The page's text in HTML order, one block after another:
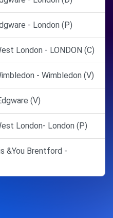
- London (P)
London - LONDON (C)
- Wimbledon (V)
(V)
London- London (P)
&You Brentford -